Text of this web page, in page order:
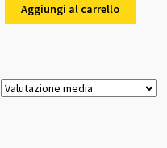
Aggiungi al carrello